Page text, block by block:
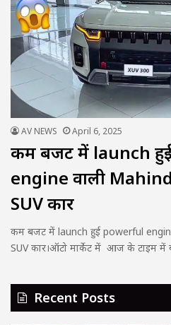
AV NEWS April 6, 2025
कम बजट में launch
engine वाली
SUV कार
कम बजट में launch हुई powerful
SUV कार।ऑटो मार्केट में आज के टाइम में
Recent Posts